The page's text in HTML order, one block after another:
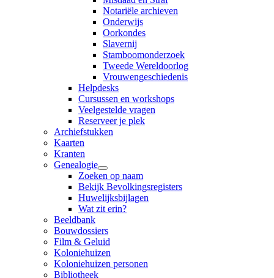
Notariële archieven
Onderwijs
Oorkondes
Slavernij
Stamboomonderzoek
Tweede Wereldoorlog
Vrouwengeschiedenis
Helpdesks
Cursussen en workshops
Veelgestelde vragen
Reserveer je plek
Archiefstukken
Kaarten
Kranten
Genealogie
Zoeken op naam
Bekijk Bevolkingsregisters
Huwelijksbijlagen
Wat zit erin?
Beeldbank
Bouwdossiers
Film & Geluid
Koloniehuizen
Koloniehuizen personen
Bibliotheek